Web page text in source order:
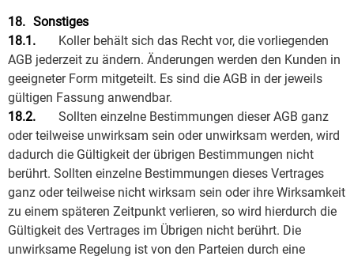
18. Sonstiges
18.1.
Koller behält sich das Recht vor, die vorliegenden
AGB jederzeit zu ändern. Änderungen werden den Kunden in
geeigneter Form mitgeteilt. Es sind die AGB in der jeweils
gültigen Fassung anwendbar.
18.2.
Sollten einzelne Bestimmungen dieser AGB ganz
oder teilweise unwirksam sein oder unwirksam werden, wird
dadurch die Gültigkeit der übrigen Bestimmungen nicht
berührt. Sollten einzelne Bestimmungen dieses Vertrages
ganz oder teilweise nicht wirksam sein oder ihre Wirksamkeit
zu einem späteren Zeitpunkt verlieren, so wird hierdurch die
Gültigkeit des Vertrages im Übrigen nicht berührt. Die
unwirksame Regelung ist von den Parteien durch eine